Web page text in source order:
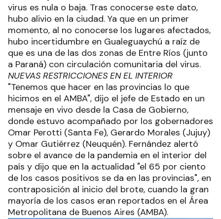
virus es nula o baja. Tras conocerse este dato,
hubo alivio en la ciudad. Ya que en un primer
momento, al no conocerse los lugares afectados,
hubo incertidumbre en Gualeguaychú a raíz de
que es una de las dos zonas de Entre Ríos (junto
a Paraná) con circulación comunitaria del virus.
NUEVAS RESTRICCIONES EN EL INTERIOR
"Tenemos que hacer en las provincias lo que
hicimos en el AMBA", dijo el jefe de Estado en un
mensaje en vivo desde la Casa de Gobierno,
donde estuvo acompañado por los gobernadores
Omar Perotti (Santa Fe), Gerardo Morales (Jujuy)
y Omar Gutiérrez (Neuquén). Fernández alertó
sobre el avance de la pandemia en el interior del
país y dijo que en la actualidad "el 65 por ciento
de los casos positivos se da en las provincias", en
contraposición al inicio del brote, cuando la gran
mayoría de los casos eran reportados en el Área
Metropolitana de Buenos Aires (AMBA).